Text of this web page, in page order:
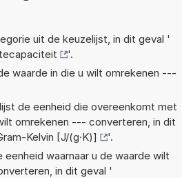
uit de keuzelijst, in dit geval '
'.
waarde in die u wilt omrekenen ---
de eenheid die overeenkomt met
omrekenen --- converteren, in dit
Kelvin [J/(g·K)]
'.
waarnaar u de waarde wilt
in dit geval '